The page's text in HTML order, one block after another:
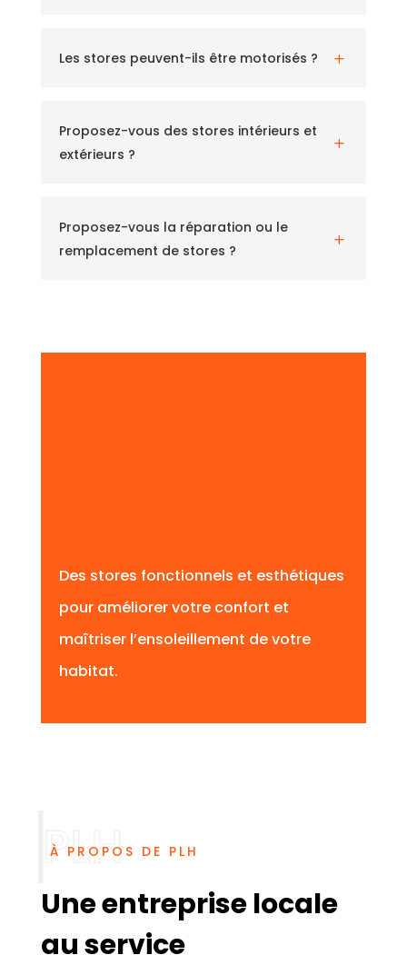
L
Les stores peuvent-ils être motorisés ?
L
Proposez-vous des stores intérieurs et
extérieurs ?
L
Proposez-vous la réparation ou le
remplacement de stores ?
Des stores fonctionnels et esthétiques
pour améliorer votre confort et
maîtriser l’ensoleillement de votre
habitat.
À PROPOS DE PLH
Une entreprise locale
au service